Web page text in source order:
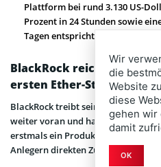
Plattform bei rund 3.130 US-
Prozent in 24 Stunden sowie
Tagen entspricht.
BlackRock reicht bei der
ersten Ether-Staking-
BlackRock treibt seinen
weiter voran und hat mit dem
erstmals ein Produkt in den USA
Anlegern direkten Zugang zu
Wir
die
Website
diese
gehen wir
damit
OK